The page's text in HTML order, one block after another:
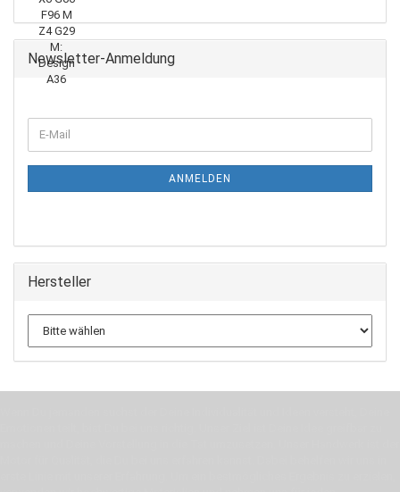
Newsletter-Anmeldung
ZUR
NEWSLETTER-
E-
Mail
ANMELDEN
Hersteller